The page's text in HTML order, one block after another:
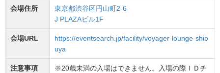
会場住所
東京都渋谷区円山町2-6
J PLAZAビル1F
会場URL
https://eventsearch.jp/facility/voyager-lounge-shib
uya
注意事項
※20歳未満の入場はできません。入場の際ＩＤチ